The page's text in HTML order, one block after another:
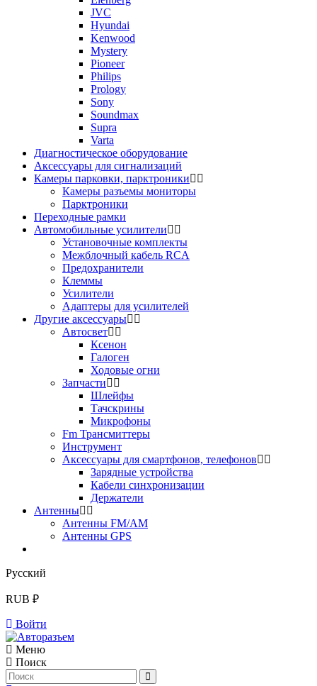
JVC
Hyundai
Kenwood
Mystery
Pioneer
Philips
Prology
Sony
Soundmax
Supra
Varta
Диагностическое оборудование
Аксессуары для сигнализаций
Камеры парковки, парктроники
Камеры разъемы мониторы
Парктроники
Переходные рамки
Автомобильные усилители
Установочные комплекты
Межблочный кабель RCA
Предохранители
Клеммы
Усилители
Адаптеры для усилителей
Другие аксессуары
Автосвет
Ксенон
Галоген
Ходовые огни
Запчасти
Шлейфы
Тачскрины
Микрофоны
Fm Трансмиттеры
Инструмент
Аксессуары для смартфонов, телефонов
Зарядные устройства
Кабели синхронизации
Держатели
Антенны
Антенны FM/AM
Антенны GPS
Русский
RUB ₽
Войти
Меню
Поиск